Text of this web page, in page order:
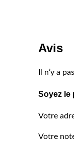
Avis
Il n’y a
Soyez le
Votre
Votre